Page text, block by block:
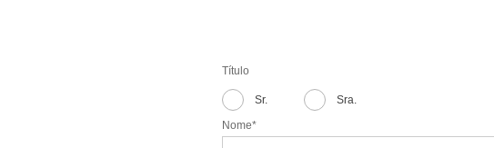
Título
Sr.
Sra.
Nome*